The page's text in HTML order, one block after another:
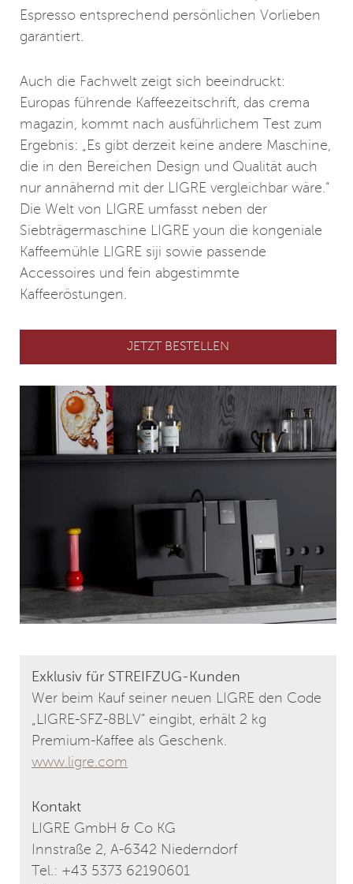
Espresso entsprechend persönlichen Vorlieben
garantiert.
Auch die Fachwelt zeigt sich beeindruckt:
Europas führende Kaffeezeitschrift, das crema
magazin, kommt nach ausführlichem Test zum
Ergebnis: „Es gibt derzeit keine andere Maschine,
die in den Bereichen Design und Qualität auch
nur annähernd mit der LIGRE vergleichbar wäre.“
Die Welt von LIGRE umfasst neben der
Siebträgermaschine LIGRE youn die kongeniale
Kaffeemühle LIGRE siji sowie passende
Accessoires und fein abgestimmte
Kaffeeröstungen.
JETZT BESTELLEN
Exklusiv für STREIFZUG-Kunden
Wer beim Kauf seiner neuen LIGRE den Code
„LIGRE-SFZ-8BLV“ eingibt, erhält 2 kg
Premium-Kaffee als Geschenk.
www.ligre.com
Kontakt
LIGRE GmbH & Co KG
Innstraße 2, A-6342 Niederndorf
Tel.: +43 5373 62190601